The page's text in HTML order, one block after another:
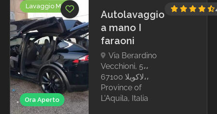
Ora Aperto
Lavaggio Moto
Autolavaggio
a mano I
faraoni
Via Berardino
Vecchioni, 5،،
67100 لاكويلا،،
Province of
L'Aquila, Italia